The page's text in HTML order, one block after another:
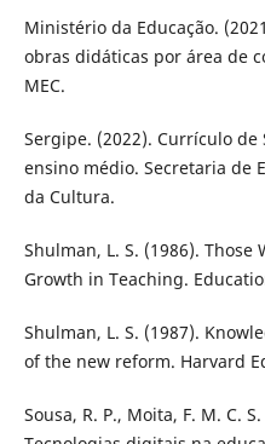
Ministério da Educação.
obras didáticas por área de
MEC.
Sergipe. (2022). Currículo
ensino médio. Secretaria de
da Cultura.
Shulman, L. S. (1986).
Growth in Teaching.
Shulman, L. S. (1987).
of the new reform. Harvard
Sousa, R. P., Moita, F. M. C.